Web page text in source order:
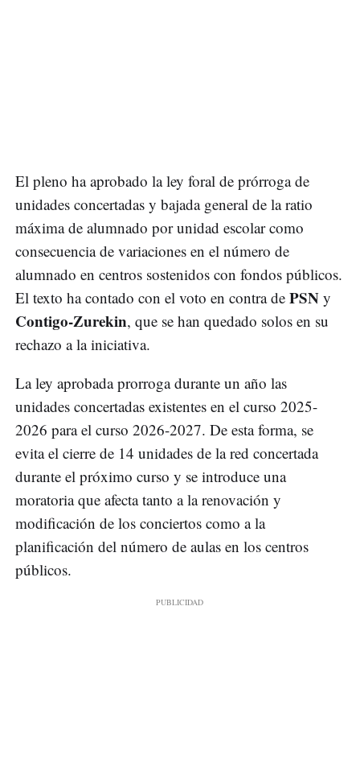
El pleno ha aprobado la ley foral de prórroga de
unidades concertadas y bajada general de la ratio
máxima de alumnado por unidad escolar como
consecuencia de variaciones en el número de
alumnado en centros sostenidos con fondos públicos.
El texto ha contado con el voto en contra de PSN y
Contigo-Zurekin, que se han quedado solos en su
rechazo a la iniciativa.
La ley aprobada prorroga durante un año las
unidades concertadas existentes en el curso 2025-
2026 para el curso 2026-2027. De esta forma, se
evita el cierre de 14 unidades de la red concertada
durante el próximo curso y se introduce una
moratoria que afecta tanto a la renovación y
modificación de los conciertos como a la
planificación del número de aulas en los centros
públicos.